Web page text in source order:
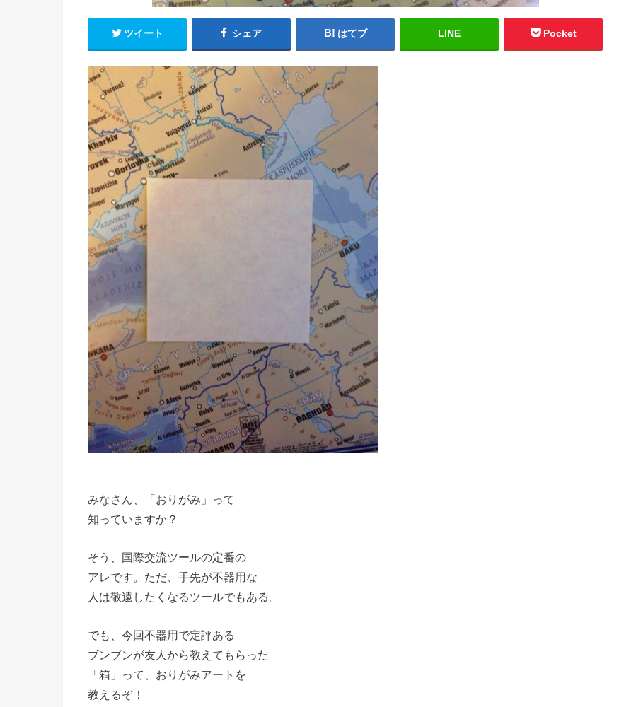
ツイート シェア はてブ LINE Pocket
みなさん、「おりがみ」って
知っていますか？
そう、国際交流ツールの定番の
アレです。ただ、手先が不器用な
人は敬遠したくなるツールでもある。
でも、今回不器用で定評ある
ブンブンが友人から教えてもらった
「箱」って、おりがみアートを
教えるぞ！